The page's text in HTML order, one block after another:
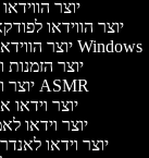
יוצר
יוצר הווידאו
יוצר הווידאו של Windows
יוצר הזמנות
יוצר וידאו ASMR
יוצר וידאו
יוצר וידאו
יוצר וידאו